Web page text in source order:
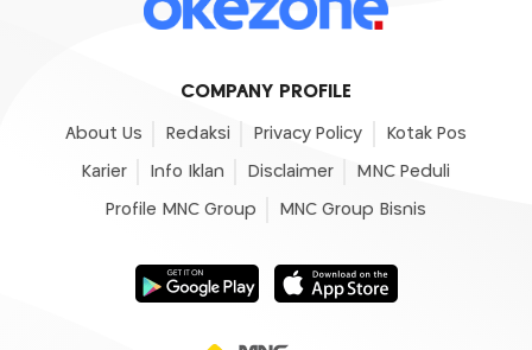
COMPANY PROFILE
About Us Redaksi Privacy Policy Kotak Pos
Karier Info Iklan Disclaimer MNC Peduli
Profile MNC Group MNC Group Bisnis